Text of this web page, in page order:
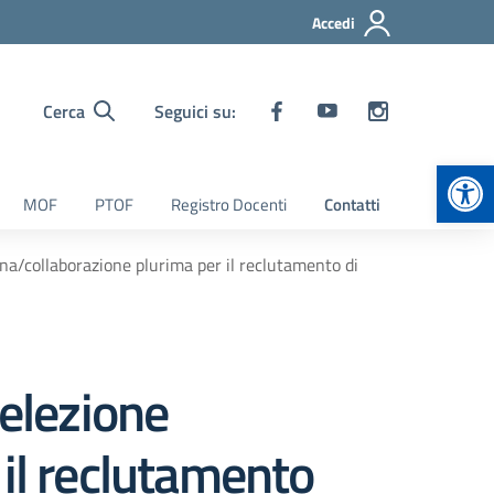
Accedi
Cerca Seguici su:
MOF PTOF Registro Docenti Contatti
collaborazione plurima per il reclutamento di
reclutamento